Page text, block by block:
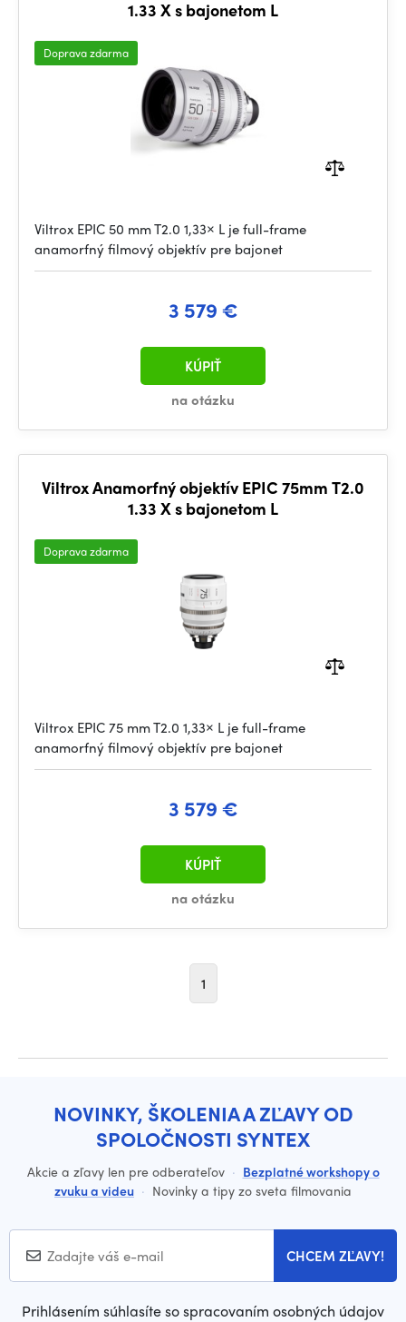
1.33 X s bajonetom L
Doprava zdarma
Viltrox EPIC 50 mm T2.0 1,33× L je full-frame
anamorfný filmový objektív pre bajonet
3 579 €
na otázku
KÚPIŤ
Viltrox Anamorfný objektív EPIC 75mm T2.0
1.33 X s bajonetom L
Doprava zdarma
Viltrox EPIC 75 mm T2.0 1,33× L je full-frame
anamorfný filmový objektív pre bajonet
3 579 €
na otázku
KÚPIŤ
1
NOVINKY, ŠKOLENIA A ZĽAVY OD
SPOLOČNOSTI SYNTEX
Akcie a zľavy len pre odberateľov · Bezplatné workshopy o
zvuku a videu · Novinky a tipy zo sveta filmovania
CHCEM ZĽAVY!
Prihlásením súhlasíte so spracovaním osobných údajov